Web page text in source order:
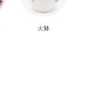
火鉢